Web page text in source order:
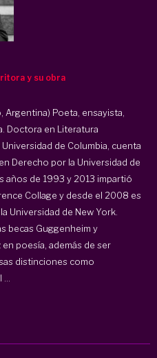
y su obra
Argentina) Poeta, ensayista,
Doctora en Literatura
de Columbia, cuenta
Derecho por la Universidad de
años de 1993 y 2013 impartió
Collage y desde el 2008 es
Universidad de New York.
becas Guggenheim y
poesía, además de ser
distinciones como